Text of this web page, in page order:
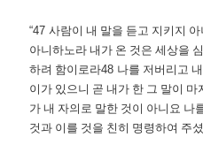
“47사람이 내 말을 듣고 지키지
아니하노라 내가 온 것은 세상을
하려 함이로라48 나를 저버리고
이가 있으니 곧 내가 한 그 말이
가 내 자의로 말한 것이 아니요 나
것과 이를 것을 친히 명령하여 주